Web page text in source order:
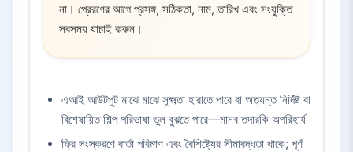
না। প্রেরণের আগে প্রসঙ্গ, সঠিকতা, নাম, তারিখ এবং সংযুক্তি
সবসময় যাচাই করুন।
এআই আউটপুট মাঝে মাঝে সূক্ষ্মতা হারাতে পারে বা অত্যন্ত নির্দিষ্ট বা
বিশেষায়িত শিল্প পরিভাষা ভুল বুঝতে পারে—মানব তদারকি অপরিহার্য
ফ্রি সংস্করণে বার্তা পরিমাণ এবং বৈশিষ্ট্যের সীমাবদ্ধতা থাকে; পূর্ণ